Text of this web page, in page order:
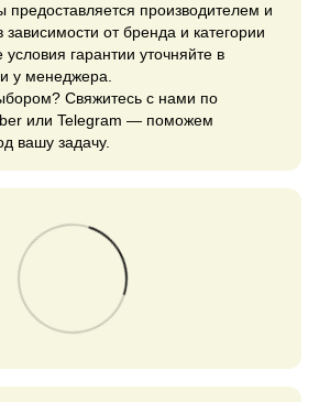
предоставляется производителем и
зависимости от бренда и категории
гарантии уточняйте в
у менеджера.
Свяжитесь с нами по
или Telegram — поможем
вашу задачу.